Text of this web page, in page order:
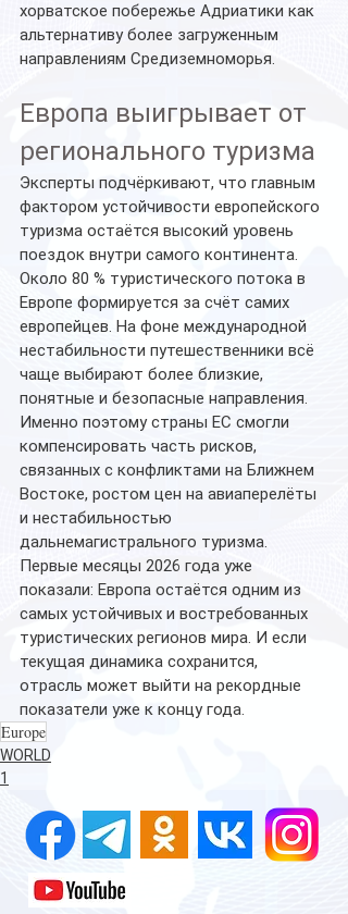
хорватское побережье Адриатики как
альтернативу более загруженным
направлениям Средиземноморья.
Европа выигрывает от
регионального туризма
Эксперты подчёркивают, что главным
фактором устойчивости европейского
туризма остаётся высокий уровень
поездок внутри самого континента.
Около 80 % туристического потока в
Европе формируется за счёт самих
европейцев. На фоне международной
нестабильности путешественники всё
чаще выбирают более близкие,
понятные и безопасные направления.
Именно поэтому страны ЕС смогли
компенсировать часть рисков,
связанных с конфликтами на Ближнем
Востоке, ростом цен на авиаперелёты
и нестабильностью
дальнемагистрального туризма.
Первые месяцы 2026 года уже
показали: Европа остаётся одним из
самых устойчивых и востребованных
туристических регионов мира. И если
текущая динамика сохранится,
отрасль может выйти на рекордные
показатели уже к концу года.
Europe
WORLD
1